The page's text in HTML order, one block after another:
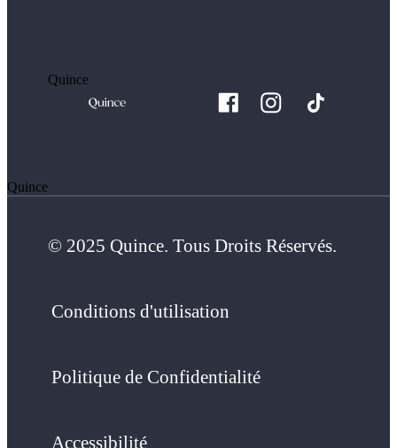
Quince
Quince
© 2025 Quince. Tous Droits Réservés.
Conditions d'utilisation
Politique de Confidentialité
Accessibilité